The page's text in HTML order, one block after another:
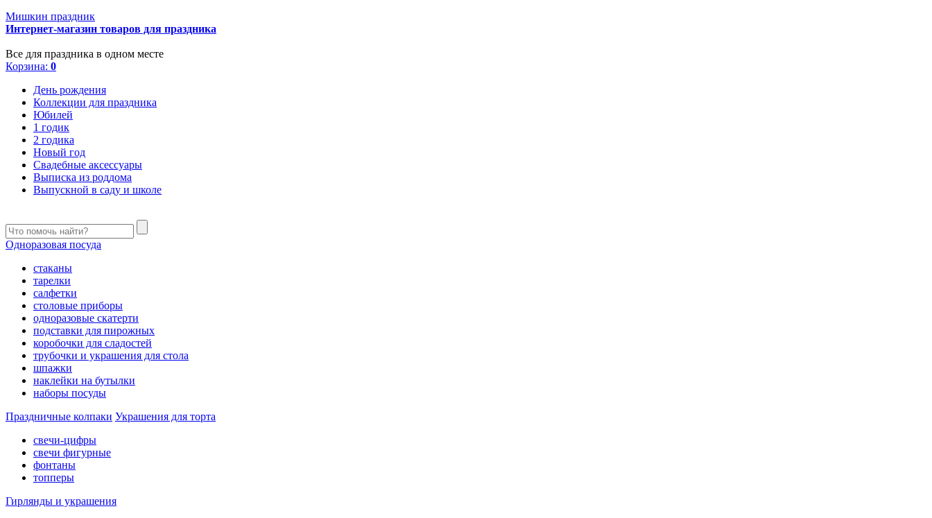
Мишкин праздник
Интернет-магазин товаров для праздника
Все для праздника в одном месте
Корзина: 0
День рождения
Коллекции для праздника
Юбилей
1 годик
2 годика
Новый год
Свадебные аксессуары
Выписка из роддома
Выпускной в саду и школе
Одноразовая посуда
стаканы
тарелки
салфетки
столовые приборы
одноразовые скатерти
подставки для пирожных
коробочки для сладостей
трубочки и украшения для стола
шпажки
наклейки на бутылки
наборы посуды
Праздничные колпаки Украшения для торта
свечи-цифры
свечи фигурные
фонтаны
топперы
Гирлянды и украшения